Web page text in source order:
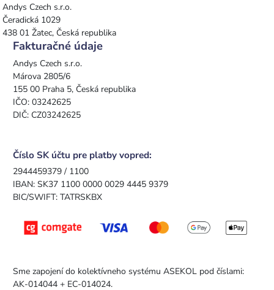
Andys Czech s.r.o.
Čeradická 1029
438 01 Žatec, Česká republika
Fakturačné údaje
Andys Czech s.r.o.
Márova 2805/6
155 00 Praha 5, Česká republika
IČO: 03242625
DIČ: CZ03242625
Číslo SK účtu pre platby vopred:
2944459379 / 1100
IBAN: SK37 1100 0000 0029 4445 9379
BIC/SWIFT: TATRSKBX
Sme zapojení do kolektívneho systému ASEKOL pod číslami:
AK-014044 + EC-014024.